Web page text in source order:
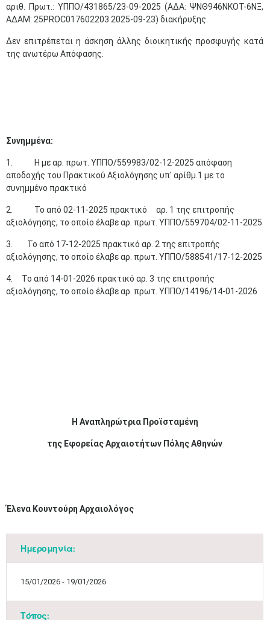
αριθ. Πρωτ.: ΥΠΠΟ/431865/23-09-2025 (ΑΔΑ: ΨΝΘ946ΝΚΟΤ-6ΝΞ,
ΑΔΑΜ: 25PROC017602203 2025-09-23) διακήρυξης.
Δεν επιτρέπεται η άσκηση άλλης διοικητικής προσφυγής κατά
της ανωτέρω Απόφασης.
Συνημμένα:
1. Η με αρ. πρωτ. ΥΠΠΟ/559983/02-12-2025 απόφαση
αποδοχής του Πρακτικού Αξιολόγησης υπ' αρίθμ.1 με το
συνημμένο πρακτικό
2. Το από 02-11-2025 πρακτικό αρ. 1 της επιτροπής
αξιολόγησης, το οποίο έλαβε αρ. πρωτ. ΥΠΠΟ/559704/02-11-2025
3. Το από 17-12-2025 πρακτικό αρ. 2 της επιτροπής
αξιολόγησης, το οποίο έλαβε αρ. πρωτ. ΥΠΠΟ/588541/17-12-2025
4. Το από 14-01-2026 πρακτικό αρ. 3 της επιτροπής
αξιολόγησης, το οποίο έλαβε αρ. πρωτ. ΥΠΠΟ/14196/14-01-2026
Η Αναπληρώτρια Προϊσταμένη
της ΕφορείαςΑρχαιοτήτων ΠόληςΑθηνών
Έλενα Κουντούρη Αρχαιολόγος​
Ημερομηνία:
15/01/2026 - 19/01/2026
Τόπος:
3 4
•
5 6 7 8 9